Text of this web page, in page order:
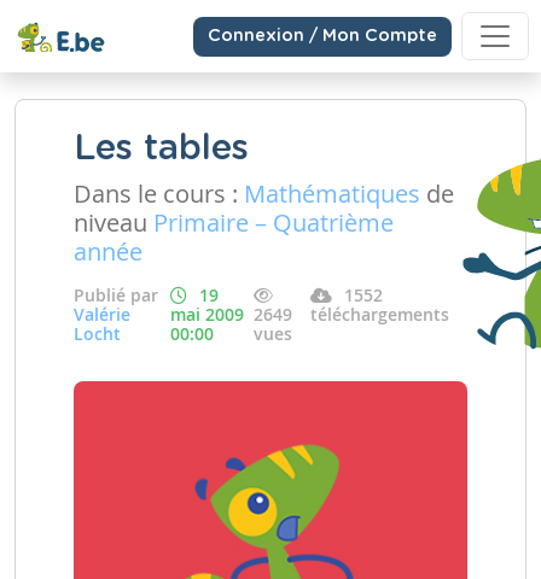
Connexion / Mon Compte
Les tables
Dans le cours : Mathématiques de
niveau Primaire – Quatrième
année
Publié par
Valérie
Locht
19
mai 2009
00:00
2649
vues
1552
téléchargements